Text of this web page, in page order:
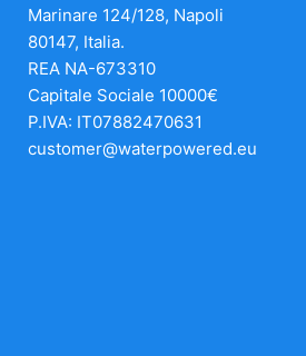
Marinare 124/128, Napoli
80147, Italia.
REA NA-673310
Capitale Sociale 10000€
P.IVA: IT07882470631
customer@waterpowered.eu